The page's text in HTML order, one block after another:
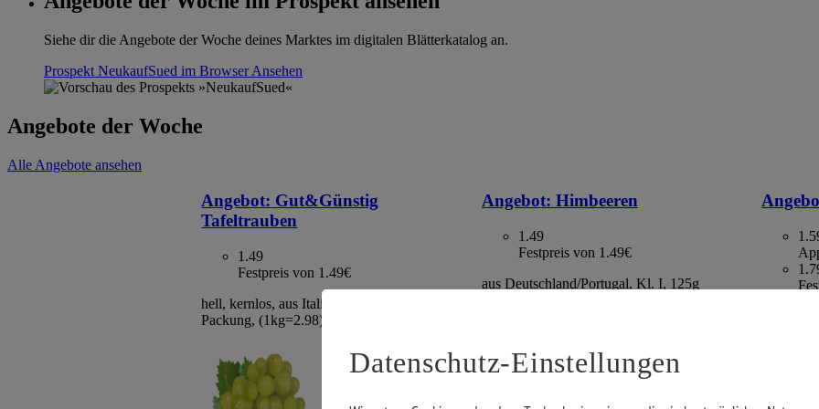
Siehe dir die Angebote der Woche deines Marktes im digitalen Blätterkatalog an.
Prospekt NeukaufSued im BrowserAnsehen
Angebote der Woche
Alle Angebote ansehen
Angebot: Gut&Günstig
Tafeltrauben
1.49
Festpreis von 1.49€
hell, kernlos, aus Italien/Spanien, Kl. I, 500g
Packung, (1kg=2.98)
Angebot: Himbeeren
1.49
Festpreis von 1.49€
aus Deutschland/Portugal, Kl. I, 125g
Kaktus,
Datenschutz-Einstellungen